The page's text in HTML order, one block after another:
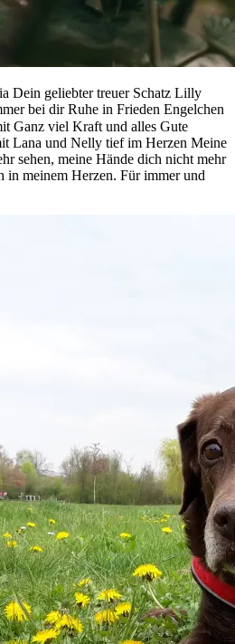
Dein geliebter treuer Schatz Lilly
bei dir Ruhe in Frieden Engelchen
Ganz viel Kraft und alles Gute
Lana und Nelly tief im Herzen Meine
sehen, meine Hände dich nicht mehr
in meinem Herzen. Für immer und